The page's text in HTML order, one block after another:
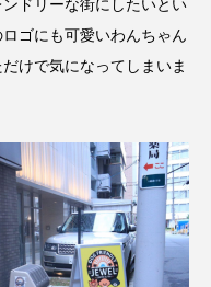
ドリーな街にしたいとい
ゴにも可愛いわんちゃん
けで気になってしまいま